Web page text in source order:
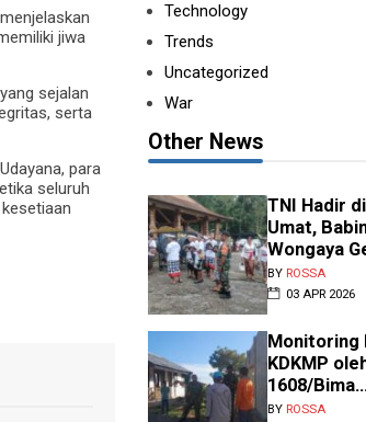
jiwa
sejalan
serta
para
seluruh
Technology
Trends
Uncategorized
War
Other News
TNI Hadir
Umat,
Wongaya
BY ROSSA
03 APR 2026
KDKMP
1608/
BY ROSSA